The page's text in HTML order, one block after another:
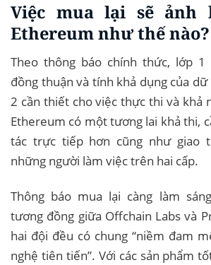
Việc mua lại sẽ ảnh
Ethereum như thế nào?
Theo thông báo chính thức, lớp
đồng thuận và tính khả dụng của
2 cần thiết cho việc thực thi và khả
Ethereum có một tương lai khả thi,
tác trực tiếp hơn cũng như giao
những người làm việc trên hai cấp.
Thông báo mua lại càng làm
tương đồng giữa Offchain Labs và
hai đội đều có chung “niềm đam
nghệ tiên tiến”. Với các sản phẩm